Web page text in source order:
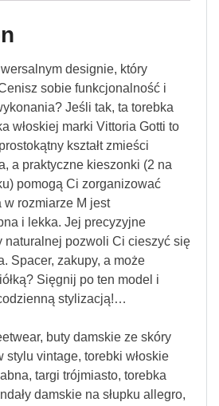
designie, który
sobie funkcjonalność i
Jeśli tak, ta torebka
włoskiej marki Vittoria Gotti to
kształt zmieści
a praktyczne kieszonki (2 na
pomogą Ci zorganizować
w rozmiarze M jest
i lekka. Jej precyzyjne
naturalnej pozwoli Ci cieszyć się
Spacer, zakupy, a może
Sięgnij po ten model i
stylizacją!…
buty damskie ze skóry
stylu vintage, torebki włoskie
targi trójmiasto, torebka
damskie na słupku allegro,